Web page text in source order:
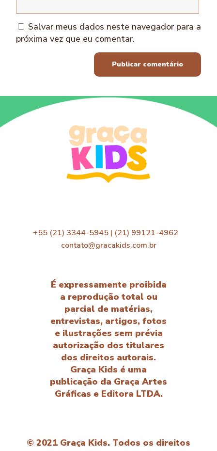
Salvar meus dados neste navegador para a
próxima vez que eu comentar.
+55 (21) 3344-5945 | (21) 99121-4962
contato@gracakids.com.br
É expressamente proibida
a reprodução total ou
parcial de matérias,
entrevistas, artigos, fotos
e ilustrações sem prévia
autorização dos titulares
dos direitos autorais.
Graça Kids é uma
publicação da Graça Artes
Gráficas e Editora LTDA.
© 2021 Graça Kids. Todos os direitos